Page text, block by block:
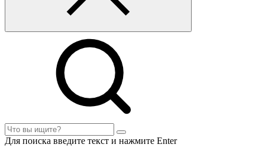
Для поиска введите текст и нажмите Enter